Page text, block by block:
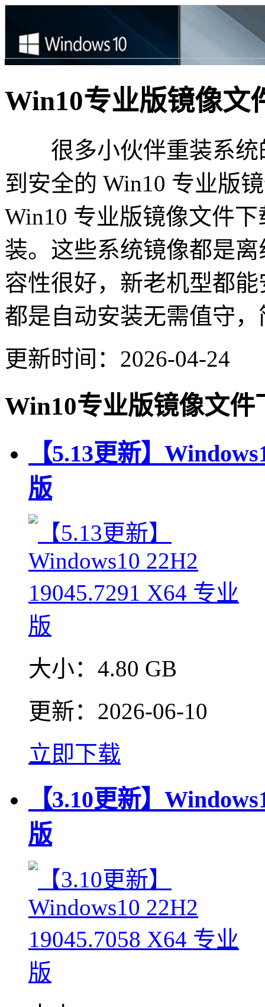
Win10专业版镜像文
很多小伙伴重装系统
到安全的 Win10 专业版
Win10 专业版镜像文件
装。这些系统镜像都是
容性很好，新老机型都
都是自动安装无需值守
更新时间：2026-04-24
Win10专业版镜像文件
【5.13更新】
版
大小： 4.80 GB
更新： 2026-06-10
立即下载
【3.10更新】
版